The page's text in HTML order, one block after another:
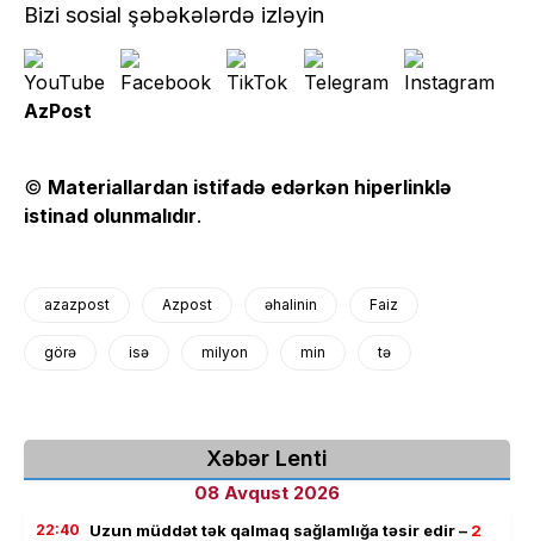
Bizi sosial şəbəkələrdə izləyin
AzPost
© Materiallardan istifadə edərkən hiperlinklə
istinad olunmalıdır.
azazpost Azpost əhalinin Faiz
görə isə milyon min tə
Xəbər Lenti
08 Avqust 2026
22:40 Uzun müddət tək qalmaq sağlamlığa təsir edir – 2